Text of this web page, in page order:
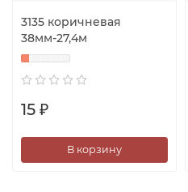
3135 коричневая
38мм-27,4м
15 ₽
В корзину